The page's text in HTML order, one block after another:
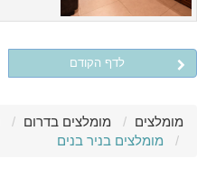
לדף הקודם
מומלצים מומלצים בדרום
מומלצים בניר בנים